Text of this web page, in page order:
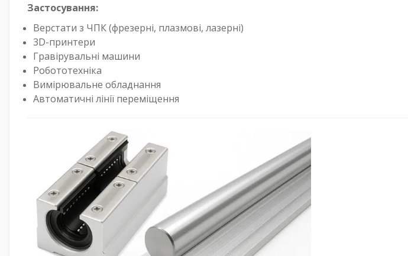
Застосування:
Верстати з ЧПК (фрезерні, плазмові, лазерні)
3D-принтери
Гравірувальні машини
Робототехніка
Вимірювальне обладнання
Автоматичні лінії переміщення